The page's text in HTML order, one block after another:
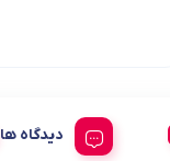
دیدگاه ها